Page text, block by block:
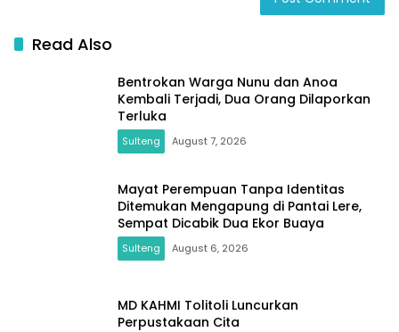
Read Also
Bentrokan Warga Nunu dan Anoa
Kembali Terjadi, Dua Orang Dilaporkan
Terluka
Sulteng August 7, 2026
Mayat Perempuan Tanpa Identitas
Ditemukan Mengapung di Pantai Lere,
Sempat Dicabik Dua Ekor Buaya
Sulteng August 6, 2026
MD KAHMI Tolitoli Luncurkan
Perpustakaan Cita